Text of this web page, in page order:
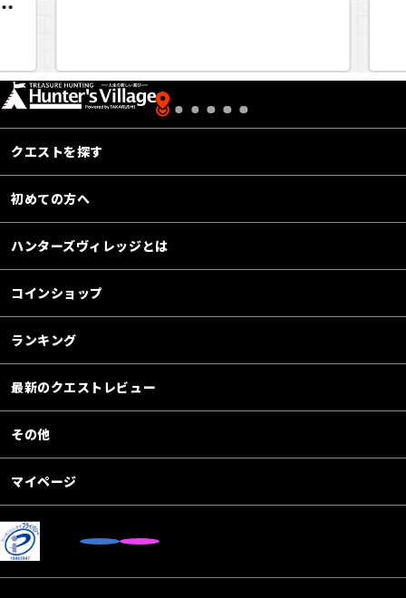
クエストを探す
初めての方へ
ハンターズヴィレッジとは
コインショップ
ランキング
最新のクエストレビュー
その他
マイページ